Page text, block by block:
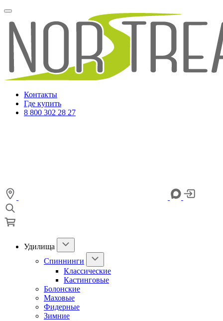
Контакты
Где купить
8 800 302 28 27
Удилища
Спиннинги
Классические
Кастинговые
Болонские
Маховые
Фидерные
Зимние